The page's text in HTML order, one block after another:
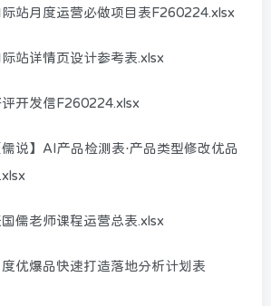
站月度运营必做项目表F260224.xlsx
站详情页设计参考表.xlsx
开发信F260224.xlsx
说】AI产品检测表·产品类型修改优品
儒老师课程运营总表.xlsx
优爆品快速打造落地分析计划表